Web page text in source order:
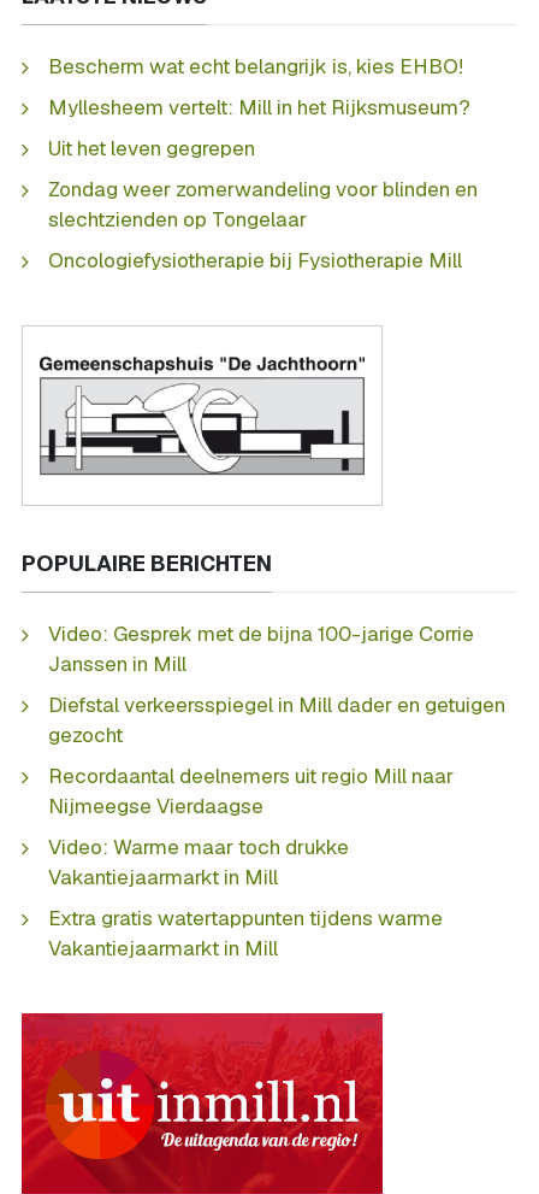
Bescherm wat echt belangrijk is, kies EHBO!
Myllesheem vertelt: Mill in het Rijksmuseum?
Uit het leven gegrepen
Zondag weer zomerwandeling voor blinden en
slechtzienden op Tongelaar
Oncologiefysiotherapie bij Fysiotherapie Mill
POPULAIRE BERICHTEN
Video: Gesprek met de bijna 100-jarige Corrie
Janssen in Mill
Diefstal verkeersspiegel in Mill dader en getuigen
gezocht
Recordaantal deelnemers uit regio Mill naar
Nijmeegse Vierdaagse
Video: Warme maar toch drukke
Vakantiejaarmarkt in Mill
Extra gratis watertappunten tijdens warme
Vakantiejaarmarkt in Mill